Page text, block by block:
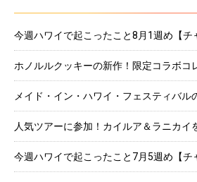
今週ハワイで起こったこと8月1週め【チ
ホノルルクッキーの新作！限定コラボコ
メイド・イン・ハワイ・フェスティバル
人気ツアーに参加！カイルア＆ラニカイ
今週ハワイで起こったこと7月5週め【チ